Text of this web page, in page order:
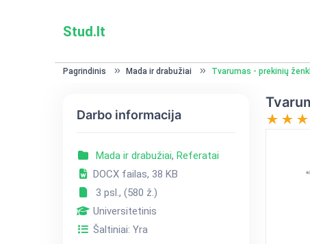
Stud.lt
Pagrindinis Mada ir drabužiai Tvarumas - prekinių
Darbo informacija
Mada ir drabužiai, Referatai
DOCX failas, 38 KB
3 psl., (580 ž.)
Universitetinis
Šaltiniai: Yra